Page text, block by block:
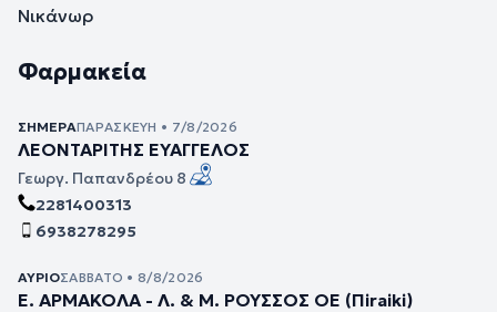
Νικάνωρ
Φαρμακεία
ΣΉΜΕΡΑΠΑΡΑΣΚΕΥΉ • 7/8/2026
ΛΕΟΝΤΑΡΙΤΗΣ ΕΥΑΓΓΕΛΟΣ
Γεωργ. Παπανδρέου 8
2281400313
6938278295
ΑΎΡΙΟΣΆΒΒΑΤΟ • 8/8/2026
Ε. ΑΡΜΑΚΟΛΑ - Λ. & Μ. ΡΟΥΣΣΟΣ ΟΕ (Πiraiki)